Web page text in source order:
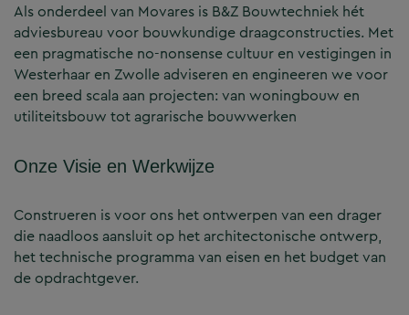
Als onderdeel van Movares is B&Z Bouwtechniek hét
adviesbureau voor bouwkundige draagconstructies. Met
een pragmatische no-nonsense cultuur en vestigingen in
Westerhaar en Zwolle adviseren en engineeren we voor
een breed scala aan projecten: van woningbouw en
utiliteitsbouw tot agrarische bouwwerken
Onze Visie en Werkwijze
Construeren is voor ons het ontwerpen van een drager
die naadloos aansluit op het architectonische ontwerp,
het technische programma van eisen en het budget van
de opdrachtgever.